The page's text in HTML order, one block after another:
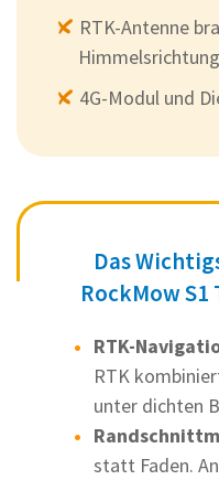
RTK-Antenne
4G-Modul und
Das
RockMow
RTK-
RTK
unter dichten
statt Faden.